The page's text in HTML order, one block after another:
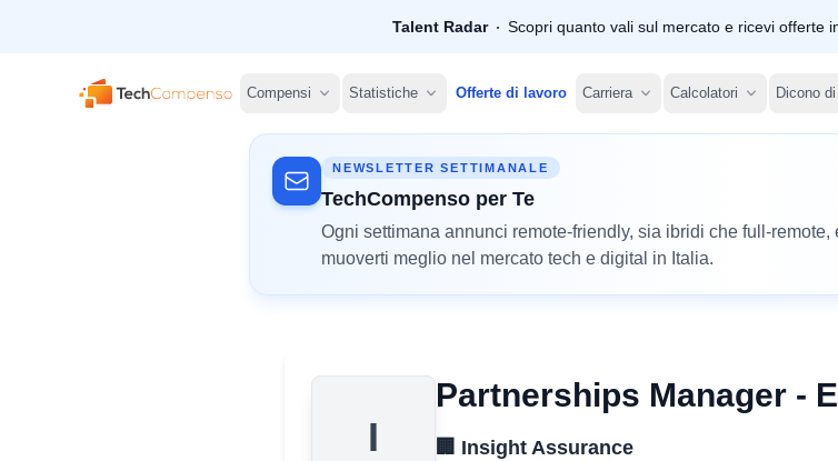
Talent Radar Scopri quanto vali sul mercato e ricevi offerte
TechCompenso
Compensi Statistiche Offerte di lavoro Carriera Calcolatori Dicono
NEWSLETTER SETTIMANALE
TechCompenso per Te
Ogni settimana annunci remote-friendly, sia ibridi che full-
muoverti meglio nel mercato tech e digital in Italia.
I
Partnerships Manager -
🏢 Insight Assurance